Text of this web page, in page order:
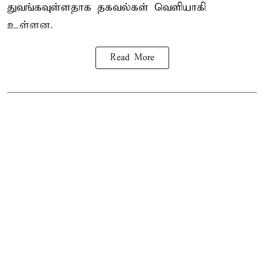
துவங்கவுள்ளதாக தகவல்கள் வெளியாகி
உள்ளன.
Read More